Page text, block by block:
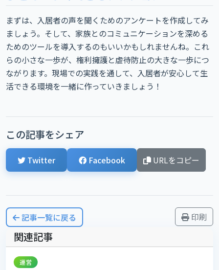
まずは、入居者の声を聞くためのアンケートを作成してみ
ましょう。そして、家族とのコミュニケーションを深める
ためのツールを導入するのもいいかもしれませんね。これ
らの小さな一歩が、権利擁護と虐待防止の大きな一歩につ
ながります。現場での実践を通して、入居者が安心して生
活できる環境を一緒に作っていきましょう！
この記事をシェア
Twitter Facebook URLをコピー
記事一覧に戻る 印刷
関連記事
運営